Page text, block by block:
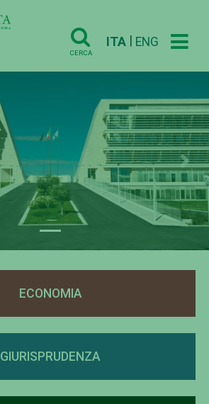
CERCA
ITA ENG
ECONOMIA
GIURISPRUDENZA